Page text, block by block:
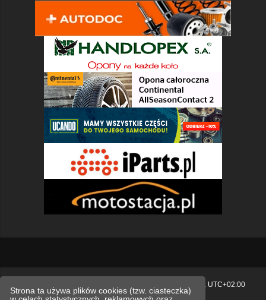
Strona ta używa plików cookies (tzw. ciasteczka)
UTC+02:00